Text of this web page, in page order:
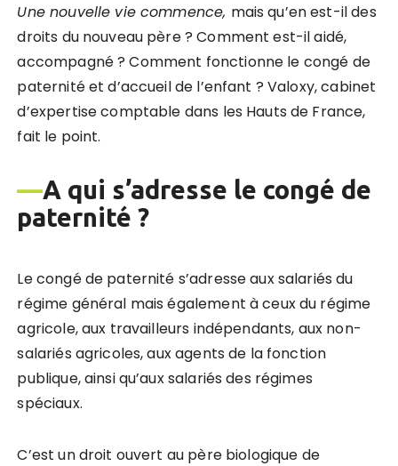
Une nouvelle vie commence, mais qu’en est-il des
droits du nouveau père ? Comment est-il aidé,
accompagné ? Comment fonctionne le congé de
paternité et d’accueil de l’enfant ? Valoxy, cabinet
d’expertise comptable dans les Hauts de France,
fait le point.
—A qui s’adresse le congé de
paternité ?
Le congé de paternité s’adresse aux salariés du
régime général mais également à ceux du régime
agricole, aux travailleurs indépendants, aux non-
salariés agricoles, aux agents de la fonction
publique, ainsi qu’aux salariés des régimes
spéciaux.
C’est un droit ouvert au père biologique de